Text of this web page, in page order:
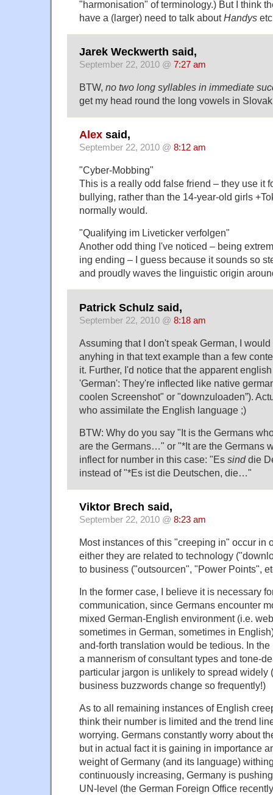
"harmonisation" of terminology.) But I think
have a (larger) need to talk aboutHandys
Jarek Weckwerth said,
September 22, 2010 @ 7:27 am
BTW, no two long syllables in immediate
get my head round the long vowels in
Alex said,
September 22, 2010 @ 8:12 am
"Cyber-Mobbing"
This is a really odd false friend – they use it
bullying, rather than the 14-year-old girls
normally would.
"Qualifying im Liveticker verfolgen"
Another odd thing I've noticed – being
ing ending – I guess because it sounds so
and proudly waves the linguistic origin
Patrick Schulz said,
September 22, 2010 @ 8:18 am
Assuming that I don't speak German, I
anyhing in that text example than a few
it. Further, I'd notice that the apparent
'German': They're inflected like native
coolen Screenshot" or "downzuloaden”).
who assimilate the English language ;)
BTW: Why do you say "It is the Germans
are the Germans…" or "*It are the Germans
inflect for number in this case: "Es sinddie
instead of "*Es ist die Deutschen, die…"
Viktor Brech said,
September 22, 2010 @ 8:23 am
Most instances of this "creeping in" occur in
either they are related to technology
to business ("outsourcen", "Power Points",
In the former case, I believe it is necessary
communication, since Germans encounter
mixed German-English environment (i.e.
sometimes in German, sometimes in
and-forth translation would be tedious. In
a mannerism of consultant types and tone-
particular jargon is unlikely to spread widely
business buzzwords change so frequently!)
As to all remaining instances of English
think their number is limited and the trend
worrying. Germans constantly worry about
but in actual fact it is gaining in importance
weight of Germany (and its language)
continuously increasing, Germany is
UN-level (the German Foreign Office